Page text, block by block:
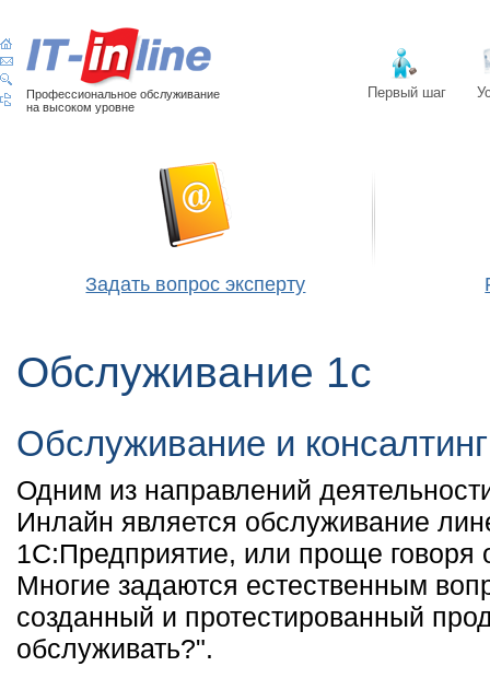
Профессиональное обслуживание
на высоком уровне
Первый шаг
Задать вопрос эксперту
Обслуживание 1с
Обслуживание и консалтинг
Одним из направлений
Инлайн является обслуживание
1С:Предприятие, или проще говоря
Многие задаются естественным
созданный и протестированный
обслуживать?".